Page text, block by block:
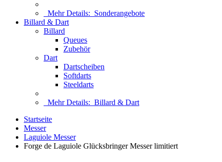
Mehr Details: Sonderangebote
Billard & Dart
Billard
Queues
Zubehör
Dart
Dartscheiben
Softdarts
Steeldarts
Mehr Details: Billard & Dart
Startseite
Messer
Laguiole Messer
Forge de Laguiole Glücksbringer Messer limitiert